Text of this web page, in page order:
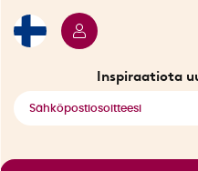
Inspiraatiota